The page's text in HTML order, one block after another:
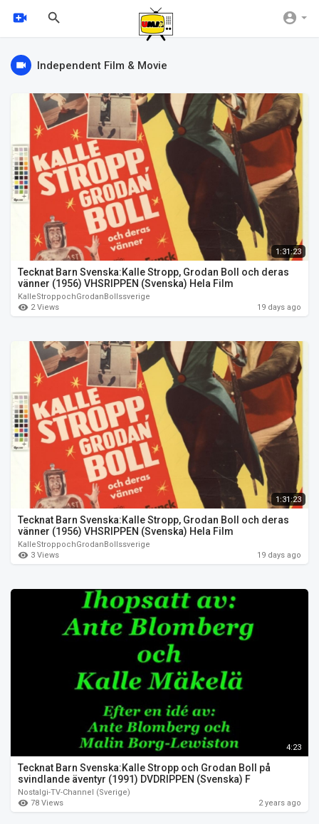
Independent Film & Movie
1:31:23
Tecknat Barn Svenska:Kalle Stropp, Grodan Boll och deras
vänner (1956) VHSRIPPEN (Svenska) Hela Film
KalleStroppochGrodanBollssverige
2 Views
19 days ago
1:31:23
Tecknat Barn Svenska:Kalle Stropp, Grodan Boll och deras
vänner (1956) VHSRIPPEN (Svenska) Hela Film
KalleStroppochGrodanBollssverige
3 Views
19 days ago
4:23
Tecknat Barn Svenska:Kalle Stropp och Grodan Boll på
svindlande äventyr (1991) DVDRIPPEN (Svenska) F
Nostalgi-TV-Channel (Sverige)
78 Views
2 years ago